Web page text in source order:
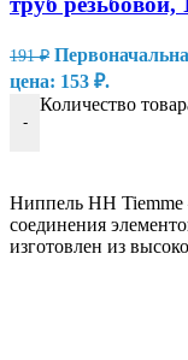
191₽
цена: 153 ₽.
-
Количество
Ниппель HH
соединения
изготовлен из